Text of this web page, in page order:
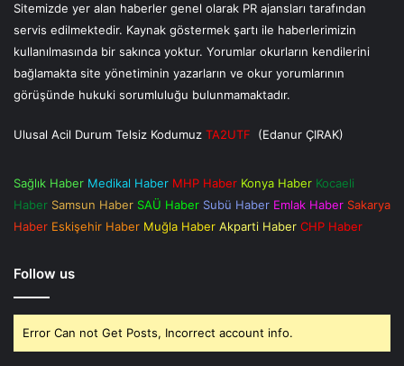
Sitemizde yer alan haberler genel olarak PR ajansları tarafından
servis edilmektedir. Kaynak göstermek şartı ile haberlerimizin
kullanılmasında bir sakınca yoktur. Yorumlar okurların kendilerini
bağlamakta site yönetiminin yazarların ve okur yorumlarının
görüşünde hukuki sorumluluğu bulunmamaktadır.
Ulusal Acil Durum Telsiz Kodumuz TA2UTF (Edanur ÇIRAK)
Sağlık Haber Medikal Haber MHP Haber Konya Haber Kocaeli
Haber Samsun Haber SAÜ Haber Subü Haber Emlak Haber Sakarya
Haber Eskişehir Haber Muğla Haber Akparti Haber CHP Haber
Follow us
Error Can not Get Posts, Incorrect account info.